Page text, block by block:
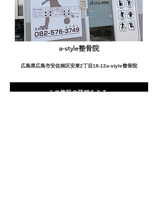
a-style整骨院
広島県広島市安佐南区安東2丁目18-12a-style整骨院
この施設の詳細をみる